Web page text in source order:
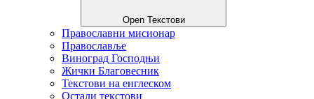
Open Текстови
Православни мисионар
Православље
Виноград Господњи
Жички Благовесник
Текстови на енглеском
Остали текстови